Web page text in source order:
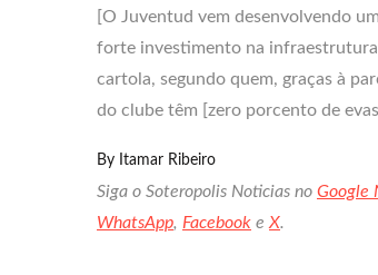
[O Juventud vem desenvolvendo
forte investimento na
cartola, segundo quem, graças à
do clube têm [zero porcento de
By Itamar Ribeiro
Siga o Soteropolis Noticias no Google
WhatsApp, Facebook e X.